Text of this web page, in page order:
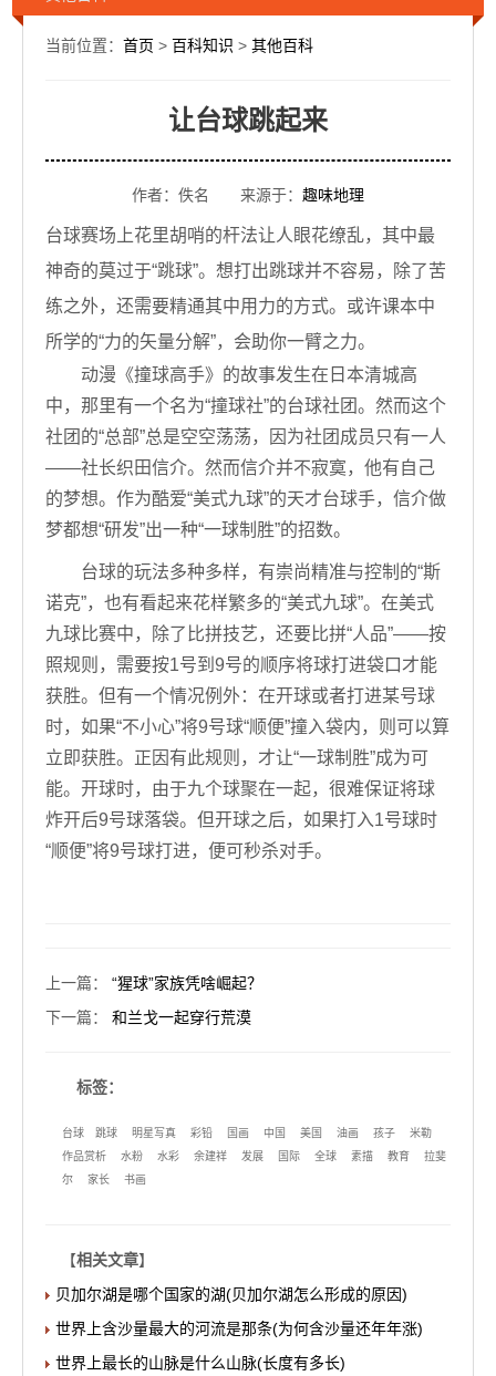
当前位置： 首页 > 百科知识 > 其他百科
让台球跳起来
作者：佚名 来源于： 趣味地理
台球赛场上花里胡哨的杆法让人眼花缭乱，其中最
神奇的莫过于“跳球”。想打出跳球并不容易，除了苦
练之外，还需要精通其中用力的方式。或许课本中
所学的“力的矢量分解”，会助你一臂之力。
动漫《撞球高手》的故事发生在日本清城高
中，那里有一个名为“撞球社”的台球社团。然而这个
社团的“总部”总是空空荡荡，因为社团成员只有一人
——社长织田信介。然而信介并不寂寞，他有自己
的梦想。作为酷爱“美式九球”的天才台球手，信介做
梦都想“研发”出一种“一球制胜”的招数。
台球的玩法多种多样，有崇尚精准与控制的“斯
诺克”，也有看起来花样繁多的“美式九球”。在美式
九球比赛中，除了比拼技艺，还要比拼“人品”——按
照规则，需要按1号到9号的顺序将球打进袋口才能
获胜。但有一个情况例外：在开球或者打进某号球
时，如果“不小心”将9号球“顺便”撞入袋内，则可以算
立即获胜。正因有此规则，才让“一球制胜”成为可
能。开球时，由于九个球聚在一起，很难保证将球
炸开后9号球落袋。但开球之后，如果打入1号球时
“顺便”将9号球打进，便可秒杀对手。
上一篇： “猩球”家族凭啥崛起？
下一篇： 和兰戈一起穿行荒漠
标签：
台球 跳球 明星写真 彩铅 国画 中国 美国 油画 孩子
米勒
作品赏析
水粉 水彩 余建祥 发展 国际 全球 素描 教育
拉斐
尔
家长 书画
【相关文章】
贝加尔湖是哪个国家的湖(贝加尔湖怎么形成的原因)
世界上含沙量最大的河流是那条(为何含沙量还年年涨)
世界上最长的山脉是什么山脉(长度有多长)